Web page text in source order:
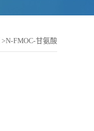
>N-FMOC-甘氨酸